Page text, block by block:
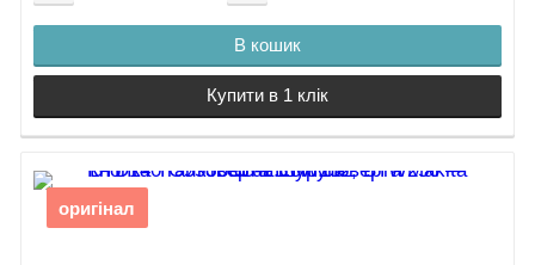
В кошик
Купити в 1 клік
оригінал